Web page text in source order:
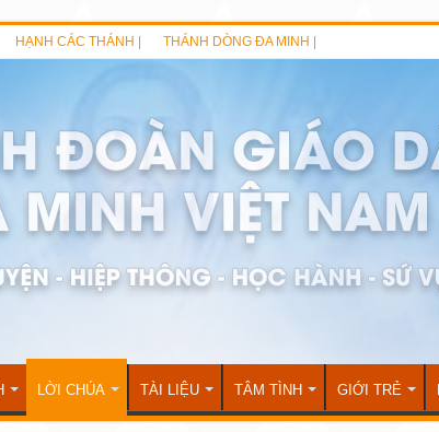
HẠNH CÁC THÁNH | THÁNH DÒNG ĐA MINH |
LỜI CHÚA TÀI LIỆU TÂM TÌNH GIỚI TRẺ